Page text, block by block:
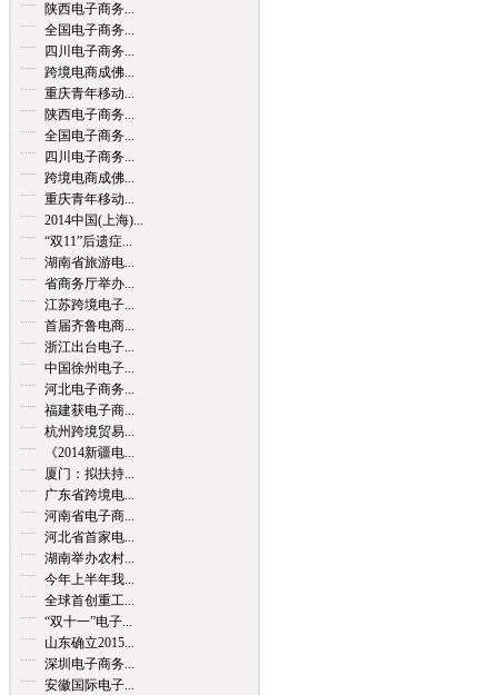
陕西电子商务...
全国电子商务...
四川电子商务...
跨境电商成佛...
重庆青年移动...
陕西电子商务...
全国电子商务...
四川电子商务...
跨境电商成佛...
重庆青年移动...
2014中国(上海)...
“双11”后遗症...
湖南省旅游电...
省商务厅举办...
江苏跨境电子...
首届齐鲁电商...
浙江出台电子...
中国徐州电子...
河北电子商务...
福建获电子商...
杭州跨境贸易...
《2014新疆电...
厦门：拟扶持...
广东省跨境电...
河南省电子商...
河北省首家电...
湖南举办农村...
今年上半年我...
全球首创重工...
“双十一”电子...
山东确立2015...
深圳电子商务...
安徽国际电子...